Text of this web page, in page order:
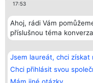
17:53
Ahoj, rádi Vám
příslušnou téma
Jsem laureát, chci
Chci přihlásit svou
Bright Side Solutions sp. z o.
o. sp. k.
ul. Ruska 22
Wrocław 50-079
KRS 0000749100 | Regon